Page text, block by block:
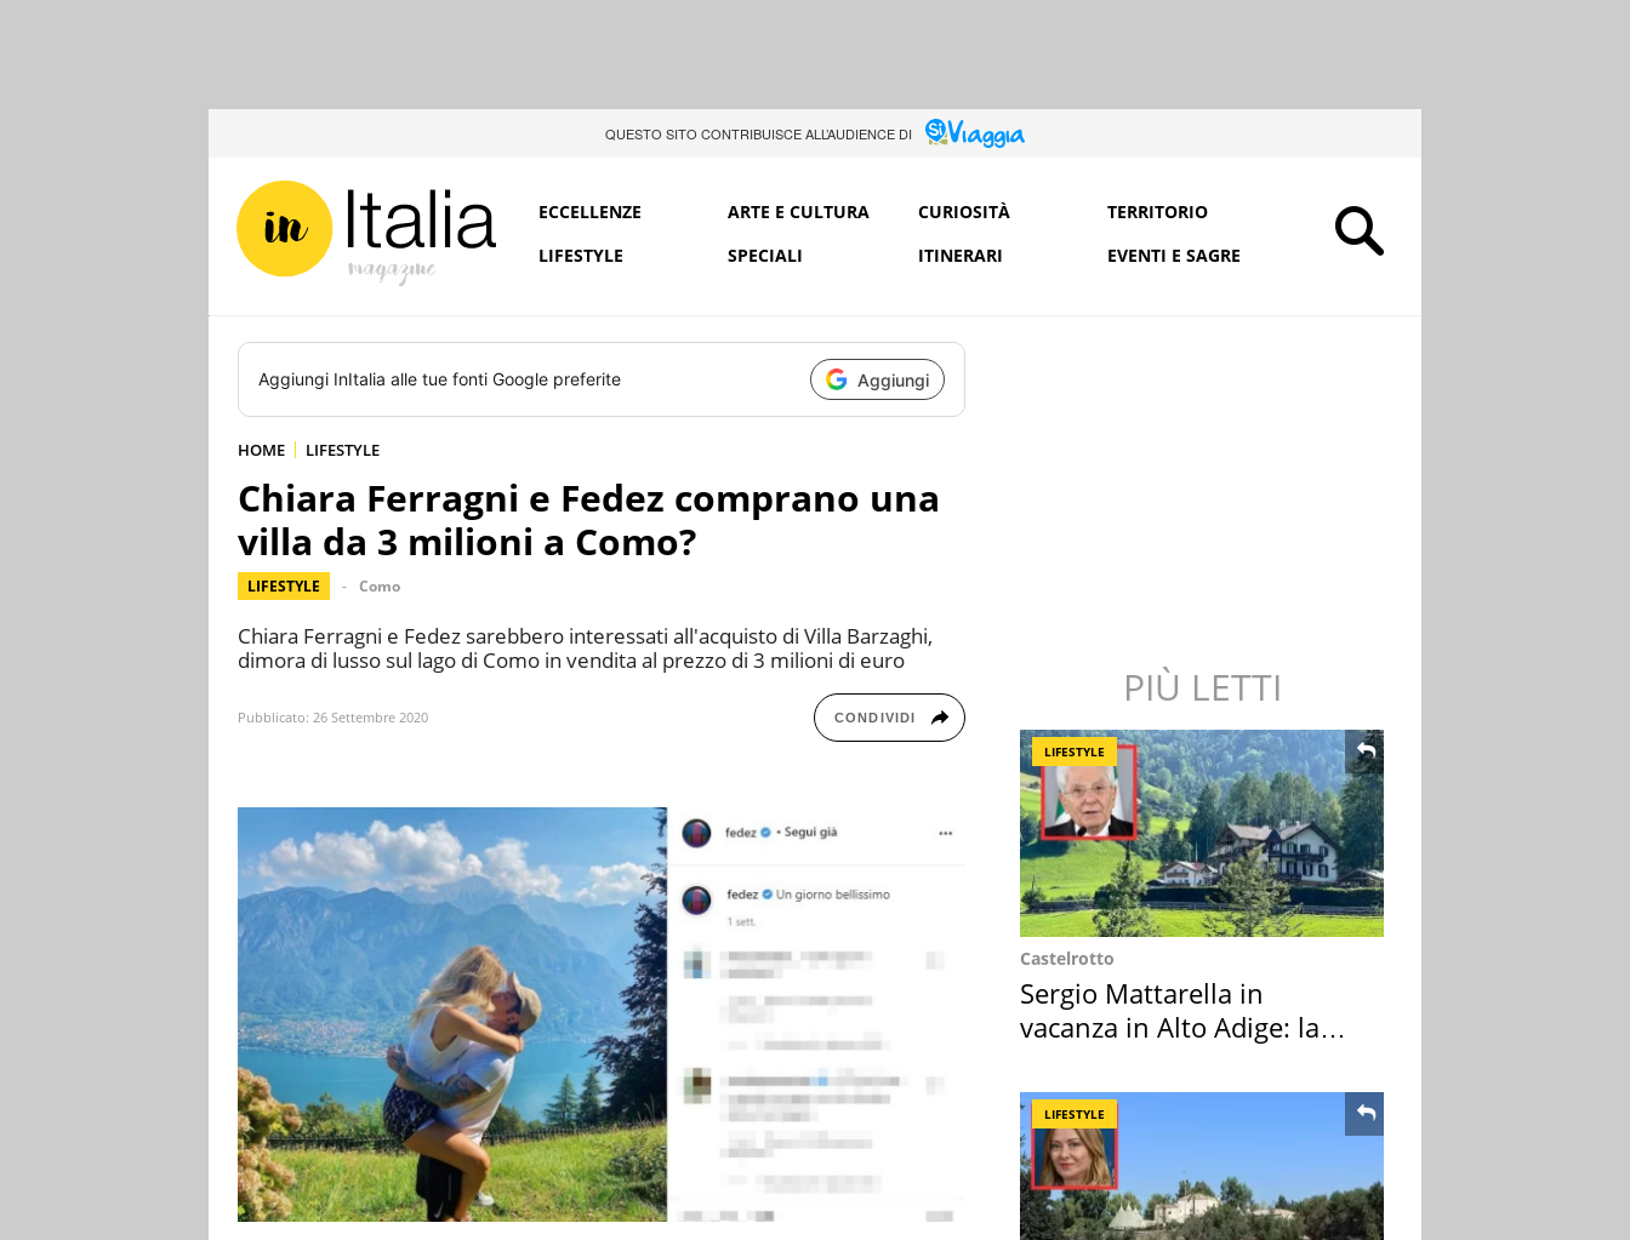
QUESTO SITO CONTRIBUISCE ALL’AUDIENCE DI
ECCELLENZE ARTE E CULTURA CURIOSITÀ
TERRITORIO
LIFESTYLE
SPECIALI ITINERARI EVENTI E SAGRE
Aggiungi InItalia alle tue fonti Google preferite Aggiungi
HOME LIFESTYLE
Chiara Ferragni e Fedez comprano una
villa da 3 milioni a Como?
LIFESTYLE Como
Chiara Ferragni e Fedez sarebbero interessati all'acquisto di Villa Barzaghi,
dimora di lusso sul lago di Como in vendita al prezzo di 3 milioni di euro
Pubblicato: 26 Settembre 2020 CONDIVIDI
PIÙ LETTI
LIFESTYLE
Castelrotto
Sergio Mattarella in
vacanza in Alto Adige: la
LIFESTYLE